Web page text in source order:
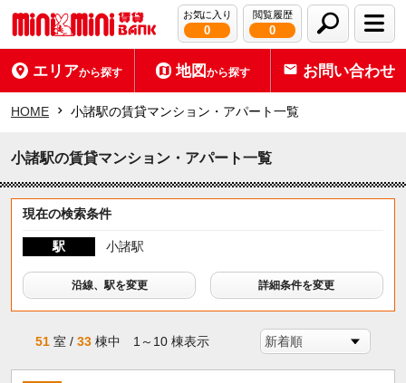
お気に入り
0
閲覧履歴
0
エリアから探す 地図から探す お問い合わせ
HOME 小諸駅の賃貸マンション・アパート一覧
小諸駅の賃貸マンション・アパート一覧
現在の検索条件
駅 小諸駅
沿線、駅を変更 詳細条件を変更
51 室 /33 棟中 1～10 棟表示